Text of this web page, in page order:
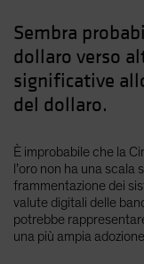
Sembra
dollaro verso
significative
del dollaro.
È improbabile che la
l’oro non ha una
frammentazione dei
valute digitali delle
potrebbe
una più ampia